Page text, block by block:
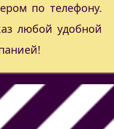
по телефону.
любой удобной